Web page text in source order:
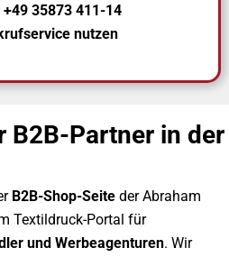
+49 35873 411-14
nutzen
B2B-Partner in der
B2B-Shop-Seite der Abraham
Textildruck-Portal für
und Werbeagenturen. Wir